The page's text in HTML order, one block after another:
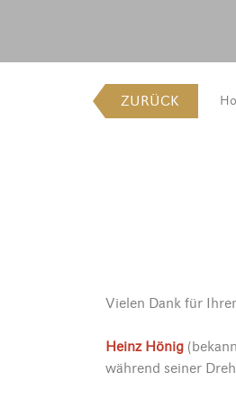
ZURÜCK
Vielen Dank für
Heinz Hönig
während seiner